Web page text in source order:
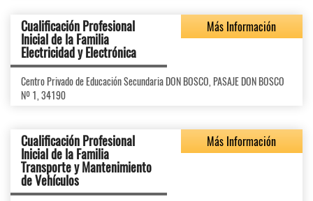
Cualificación Profesional
Inicial de la Familia
Electricidad y Electrónica
Más Información
Centro Privado de Educación Secundaria DON BOSCO, PASAJE DON BOSCO
Nº 1, 34190
Cualificación Profesional
Inicial de la Familia
Transporte y Mantenimiento
de Vehículos
Más Información